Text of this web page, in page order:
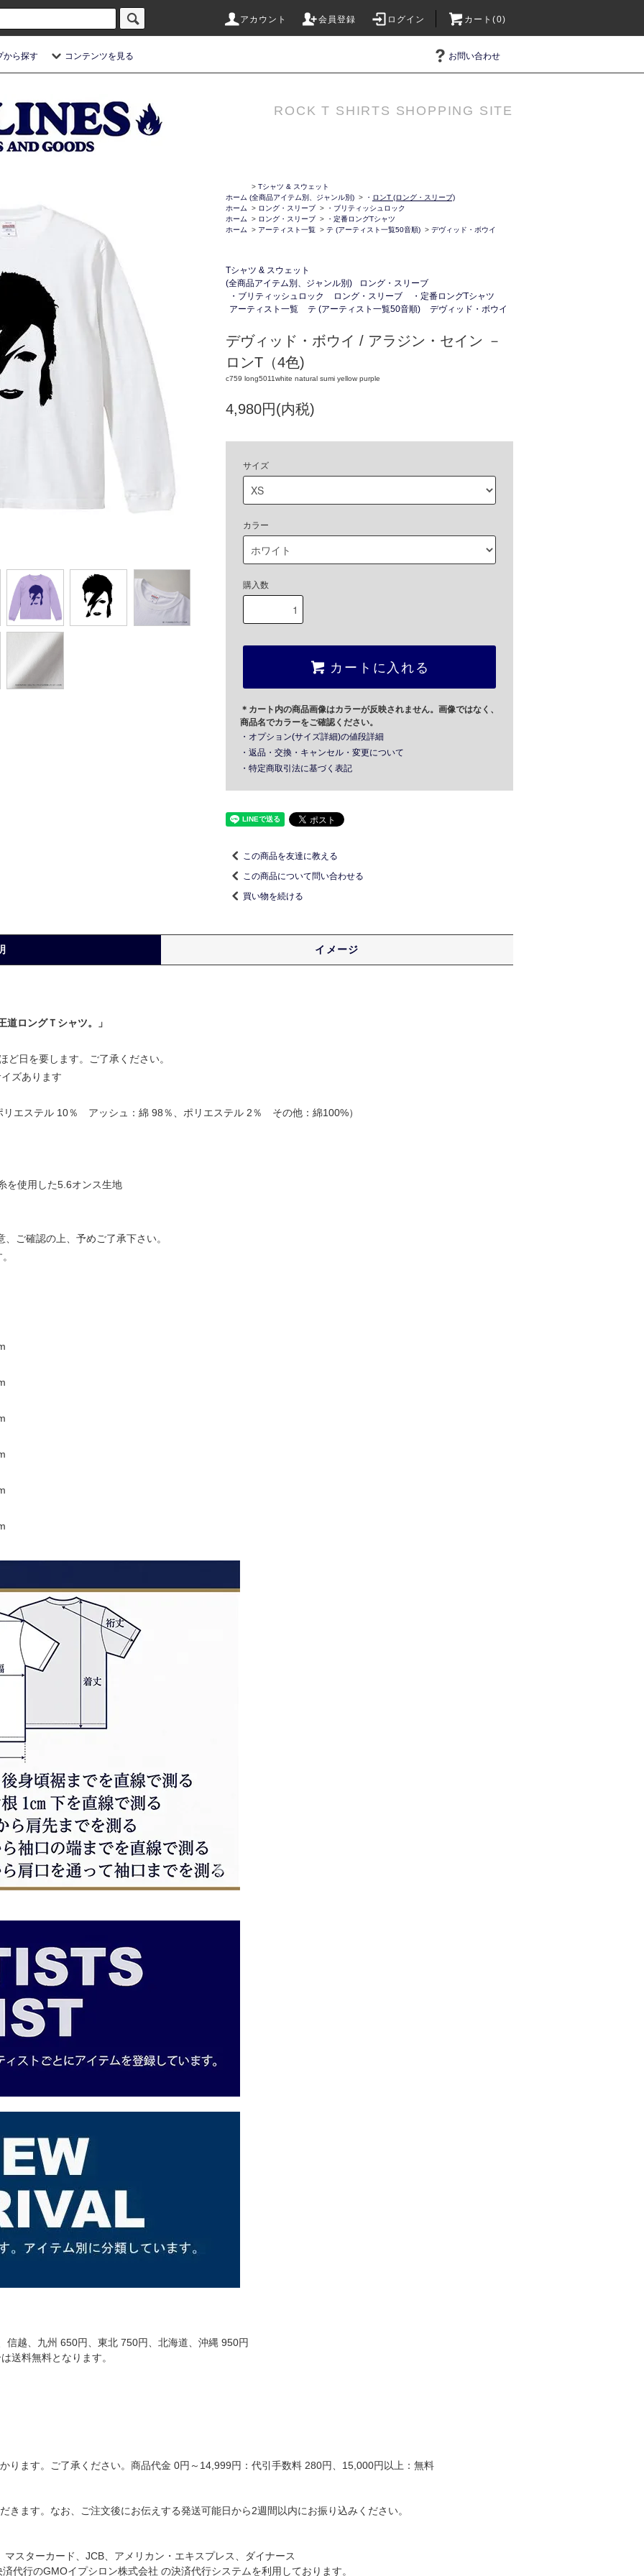
アカウント 会員登録 ログイン カート(0)
から探す コンテンツを見る お問い合わせ
ROCK T SHIRTS SHOPPING SITE
ホーム
> Tシャツ & スウェット
(全商品アイテム別、ジャンル別) > ・ ロンT (ロング・スリーブ)
ホーム
> ロング・スリーブ >
・ブリティッシュロック
ホーム
> ロング・スリーブ >
・定番ロングTシャツ
ホーム
> アーティスト一覧 > テ (アーティスト一覧50音順) > デヴィッド・ボウイ
Tシャツ & スウェット
(全商品アイテム別、ジャンル別)
ロング・スリーブ
・ブリティッシュロック
ロング・スリーブ
・定番ロングTシャツ
アーティスト一覧
テ (アーティスト一覧50音順) デヴィッド・ボウイ
デヴィッド・ボウイ / アラジン・セイン －
ロンT（4色)
c759 long5011white natural sumi yellow purple
4,980円(内税)
サイズ
カラー
購入数
カートに入れる
＊カート内の商品画像はカラーが反映されません。画像ではなく、
商品名でカラーをご確認ください。
・オプション(サイズ詳細)の値段詳細
・返品・交換・キャンセル・変更について
・特定商取引法に基づく表記
この商品を友達に教える
この商品について問い合わせる
買い物を続ける
イメージ
ロングＴシャツ。」
ど日を要します。ご了承ください。
ズあります
リエステル 10％ アッシュ：綿 98％、ポリエステル 2％ その他：綿100%）
を使用した5.6オンス生地
ご確認の上、予めご了承下さい。
信越、九州 650円、東北 750円、北海道、沖縄 950円
送料無料となります。
ります。ご了承ください。商品代金 0円～14,999円：代引手数料 280円、15,000円以上：無料
きます。なお、ご注文後にお伝えする発送可能日から2週間以内にお振り込みください。
スターカード、JCB、アメリカン・エキスプレス、ダイナース
代行のGMOイプシロン株式会社 の決済代行システムを利用しております。